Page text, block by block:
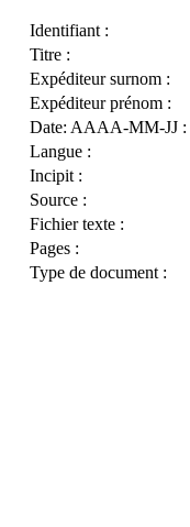
Identifiant :
Titre :
Expéditeur surnom :
Expéditeur prénom :
Date: AAAA-MM-JJ :
Langue :
Incipit :
Source :
Fichier texte :
Pages :
Type de document :